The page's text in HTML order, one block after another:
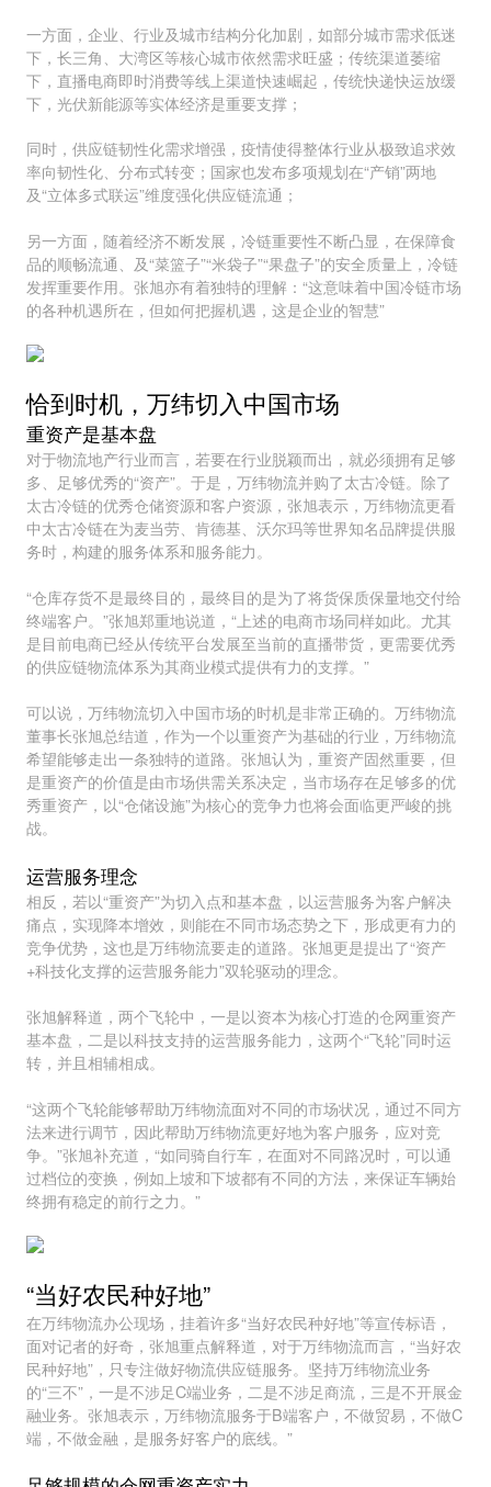
一方面，企业、行业及城市结构分化加剧，如部分城市需求低迷
下，长三角、大湾区等核心城市依然需求旺盛；传统渠道萎缩
下，直播电商即时消费等线上渠道快速崛起，传统快递快运放缓
下，光伏新能源等实体经济是重要支撑；
同时，供应链韧性化需求增强，疫情使得整体行业从极致追求效
率向韧性化、分布式转变；国家也发布多项规划在“产销”两地
及“立体多式联运”维度强化供应链流通；
另一方面，随着经济不断发展，冷链重要性不断凸显，在保障食
品的顺畅流通、及“菜篮子”“米袋子”“果盘子”的安全质量上，冷链
发挥重要作用。张旭亦有着独特的理解：“这意味着中国冷链市场
的各种机遇所在，但如何把握机遇，这是企业的智慧”
恰到时机，万纬切入中国市场
重资产是基本盘
对于物流地产行业而言，若要在行业脱颖而出，就必须拥有足够
多、足够优秀的“资产”。于是，万纬物流并购了太古冷链。除了
太古冷链的优秀仓储资源和客户资源，张旭表示，万纬物流更看
中太古冷链在为麦当劳、肯德基、沃尔玛等世界知名品牌提供服
务时，构建的服务体系和服务能力。
“仓库存货不是最终目的，最终目的是为了将货保质保量地交付给
终端客户。”张旭郑重地说道，“上述的电商市场同样如此。尤其
是目前电商已经从传统平台发展至当前的直播带货，更需要优秀
的供应链物流体系为其商业模式提供有力的支撑。”
可以说，万纬物流切入中国市场的时机是非常正确的。万纬物流
董事长张旭总结道，作为一个以重资产为基础的行业，万纬物流
希望能够走出一条独特的道路。张旭认为，重资产固然重要，但
是重资产的价值是由市场供需关系决定，当市场存在足够多的优
秀重资产，以“仓储设施”为核心的竞争力也将会面临更严峻的挑
战。
运营服务理念
相反，若以“重资产”为切入点和基本盘，以运营服务为客户解决
痛点，实现降本增效，则能在不同市场态势之下，形成更有力的
竞争优势，这也是万纬物流要走的道路。张旭更是提出了“资产
+科技化支撑的运营服务能力”双轮驱动的理念。
张旭解释道，两个飞轮中，一是以资本为核心打造的仓网重资产
基本盘，二是以科技支持的运营服务能力，这两个“飞轮”同时运
转，并且相辅相成。
“这两个飞轮能够帮助万纬物流面对不同的市场状况，通过不同方
法来进行调节，因此帮助万纬物流更好地为客户服务，应对竞
争。”张旭补充道，“如同骑自行车，在面对不同路况时，可以通
过档位的变换，例如上坡和下坡都有不同的方法，来保证车辆始
终拥有稳定的前行之力。”
“当好农民种好地”
在万纬物流办公现场，挂着许多“当好农民种好地”等宣传标语，
面对记者的好奇，张旭重点解释道，对于万纬物流而言，“当好农
民种好地”，只专注做好物流供应链服务。坚持万纬物流业务
的“三不”，一是不涉足C端业务，二是不涉足商流，三是不开展金
融业务。张旭表示，万纬物流服务于B端客户，不做贸易，不做C
端，不做金融，是服务好客户的底线。”